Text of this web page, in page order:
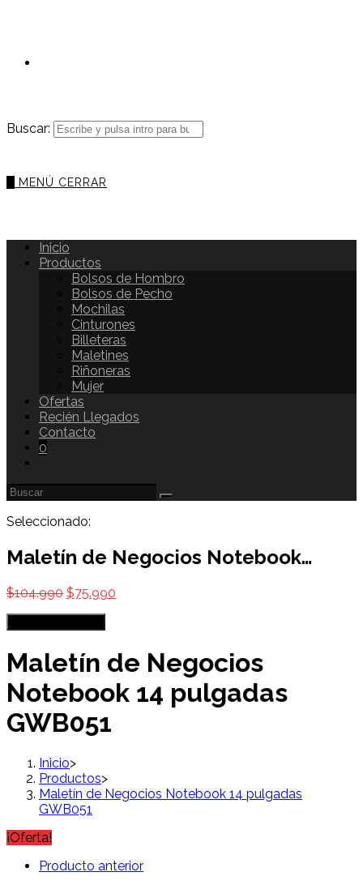
Buscar:
MENÚ CERRAR
Inicio
Productos
Bolsos de Hombro
Bolsos de Pecho
Mochilas
Cinturones
Billeteras
Maletines
Riñoneras
Mujer
Ofertas
Recién Llegados
Contacto
0
Seleccionado:
Maletín de Negocios Notebook…
$104.990 $75.990
Maletín de Negocios
Notebook 14 pulgadas
GWB051
Inicio>
Productos>
Maletín de Negocios Notebook 14 pulgadas
GWB051
¡Oferta!
Producto anterior